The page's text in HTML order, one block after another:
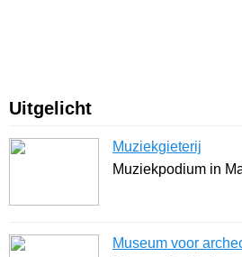
Uitgelicht
Muziekgieterij
Muziekpodium in
Museum voor